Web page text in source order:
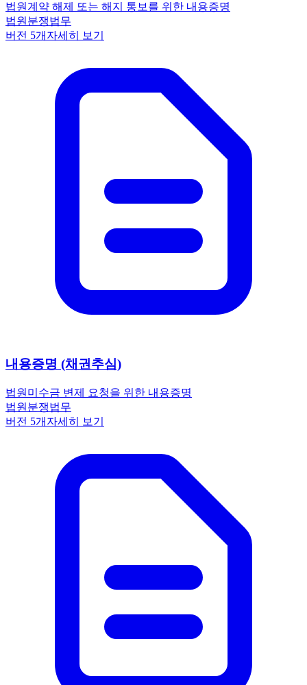
법원계약 해제 또는 해지 통보를 위한 내용증명
법원 분쟁법무
버전 5개 자세히 보기
내용증명 (채권추심)
법원 미수금 변제 요청을 위한 내용증명
법원 분쟁법무
버전 5개 자세히 보기